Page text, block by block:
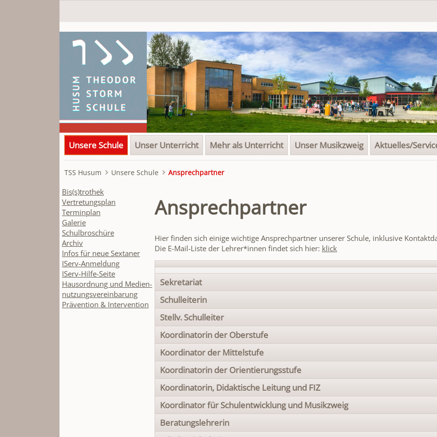
Navigation
überspringen
Unsere Schule Unser Unterricht Mehr als Unterricht Unser Musikzweig Aktuelles/
TSS Husum Unsere Schule Ansprechpartner
Ansprechpartner
Hier finden sich einige wichtige Ansprechpartner unserer Schule, inklusive
Die E-Mail-Liste der Lehrer*innen findet sich hier: klick
Sekretariat
Schulleiterin
Stellv. Schulleiter
Koordinatorin der Oberstufe
Koordinator der Mittelstufe
Koordinatorin der Orientierungsstufe
Koordinatorin, Didaktische Leitung und FIZ
Koordinator für Schulentwicklung und Musikzweig
Beratungslehrerin
Navigation
überspringen
Bis(s)trothek
Vertretungsplan
Terminplan
Galerie
Schulbroschüre
Archiv
Infos für neue Sextaner
IServ-Anmeldung
IServ-Hilfe-Seite
Hausordnung und Medien-
nutzungsvereinbarung
Prävention & Intervention